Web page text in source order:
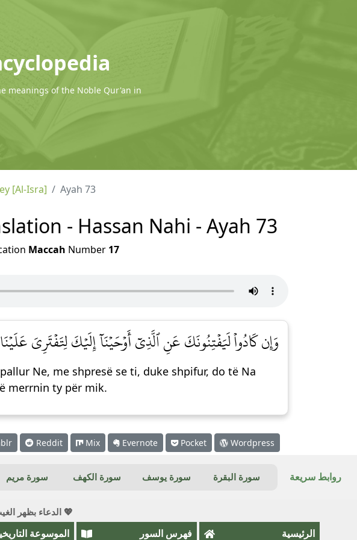
meanings of the Noble Qur'an in
[Al-Isra] Ayah 73
- Hassan Nahi - Ayah 73
Maccah Number 17
وَإِن كَادُواْ لَيَفۡتِنُونَكَ عَنِ ٱلَّذِيٓ أَوۡحَيۡنَآ إِلَيۡكَ لِتَفۡتَرِيَ
Ne, me shpresë se ti, duke shpifur, do të Na
merrnin ty për mik.
Reddit Mix Evernote Pocket Wordpress
روابط سريعة سورة البقرة سورة يوسف سورة الكهف سورة مريم
💖 الدعاء بظهر
الرئيسية فهرس السور الموسوعة